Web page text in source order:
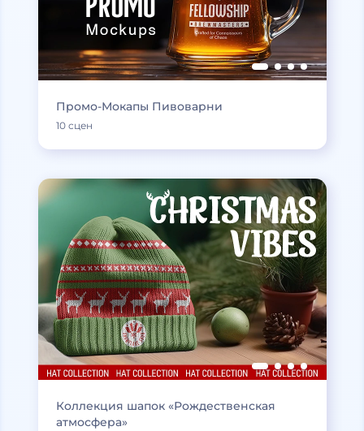
Промо-Мокапы Пивоварни
10 сцен
Коллекция шапок «Рождественская
атмосфера»